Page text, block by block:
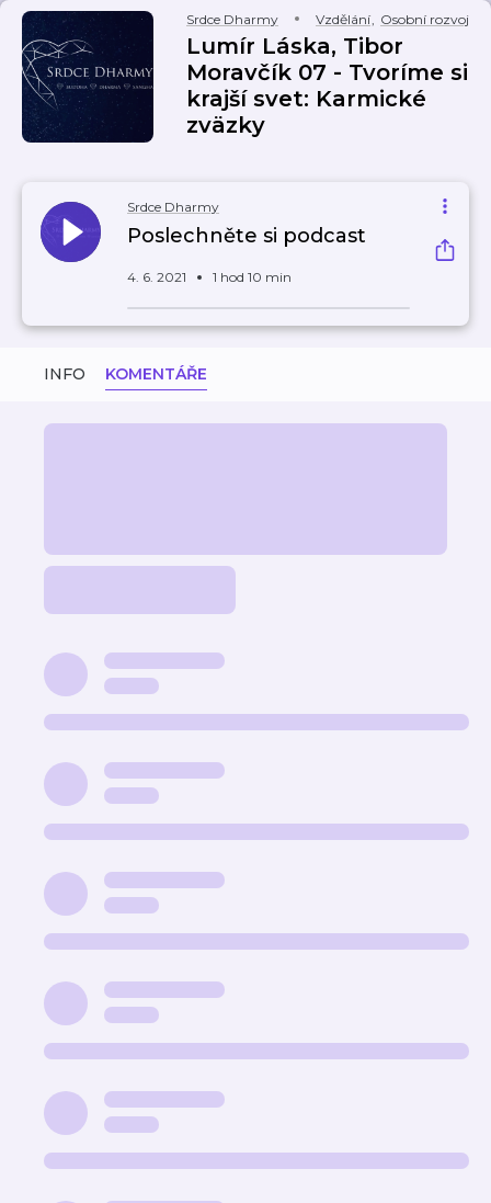
Srdce Dharmy Vzdělání, Osobní rozvoj
Lumír Láska, Tibor
Moravčík 07 - Tvoríme si
krajší svet: Karmické
zväzky
Srdce Dharmy
Poslechněte si podcast
4. 6. 2021 1 hod 10 min
INFO KOMENTÁŘE